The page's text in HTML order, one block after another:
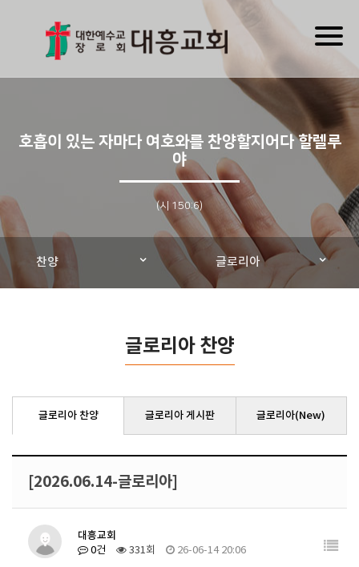
호흡이 있는 자마다 여호와를 찬양할지어다 할렐루
야
(시 150:6)
찬양 글로리아
글로리아 찬양
글로리아 찬양 글로리아 게시판 글로리아(New)
[2026.06.14-글로리아]
대흥교회
0건 331회 26-06-14 20:06